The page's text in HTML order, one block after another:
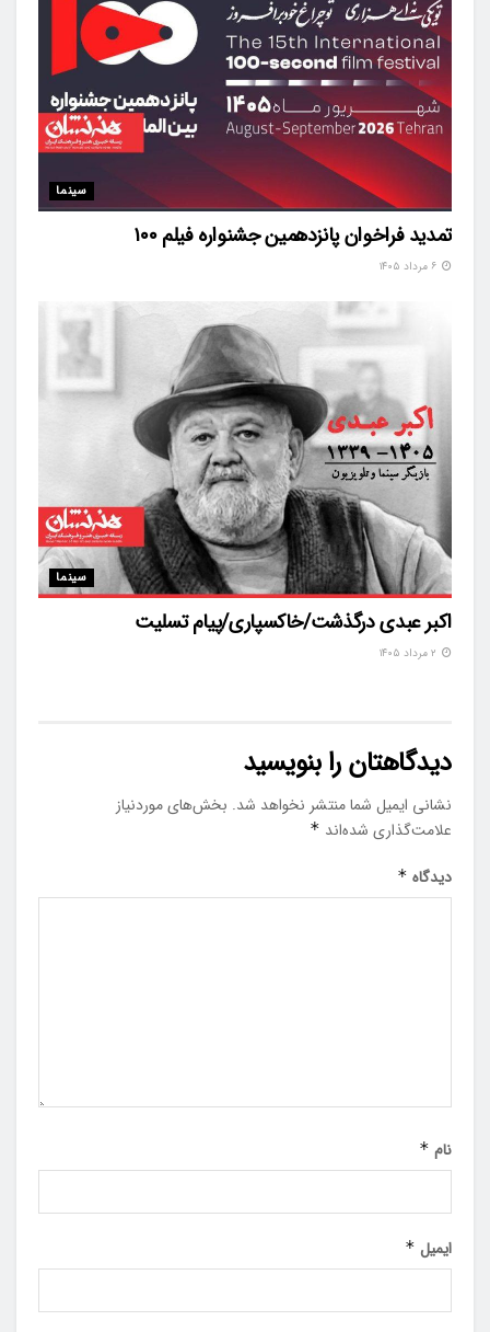
سینما
تمدید فراخوان پانزدهمین جشنواره فیلم ۱۰۰
سینما
اکبر عبدی درگذشت/خاکسپاری/پیام تسلیت
دیدگاهتان را بنویسید
نشانی ایمیل شما منتشر نخواهد شد. بخش‌های موردنیاز
علامت‌گذاری شده‌اند *
دیدگاه *
نام *
ایمیل *